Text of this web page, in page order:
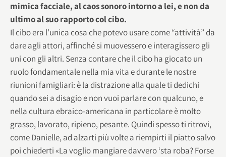
mimica facciale, al caos sonoro intorno a lei, e non da
ultimo al suo rapporto col cibo.
Il cibo era l’unica cosa che potevo usare come “attività” da
dare agli attori, affinché si muovessero e interagissero gli
uni con gli altri. Senza contare che il cibo ha giocato un
ruolo fondamentale nella mia vita e durante le nostre
riunioni famigliari: è la distrazione alla quale ti dedichi
quando sei a disagio e non vuoi parlare con qualcuno, e
nella cultura ebraico-americana in particolare è molto
grasso, lavorato, ripieno, pesante. Quindi spesso ti ritrovi,
come Danielle, ad alzarti più volte a riempirti il piatto salvo
poi chiederti «La voglio mangiare davvero ‘sta roba? Forse